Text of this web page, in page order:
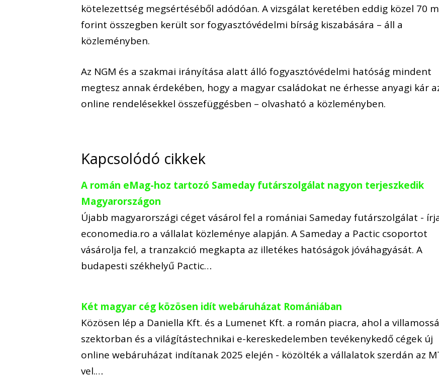
kötelezettség megsértéséből adódóan. A vizsgálat keretében eddig közel 70
forint összegben került sor fogyasztóvédelmi bírság kiszabására – áll a
közleményben.
Az NGM és a szakmai irányítása alatt álló fogyasztóvédelmi hatóság mindent
megtesz annak érdekében, hogy a magyar családokat ne érhesse anyagi kár
online rendelésekkel összefüggésben – olvasható a közleményben.
Kapcsolódó cikkek
A román eMag-hoz tartozó Sameday futárszolgálat nagyon terjeszkedik
Magyarországon
Újabb magyarországi céget vásárol fel a romániai Sameday futárszolgálat -
economedia.ro a vállalat közleménye alapján. A Sameday a Pactic csoportot
vásárolja fel, a tranzakció megkapta az illetékes hatóságok jóváhagyását. A
budapesti székhelyű Pactic…
Két magyar cég közösen idít webáruházat Romániában
Közösen lép a Daniella Kft. és a Lumenet Kft. a román piacra, ahol a
szektorban és a világítástechnikai e-kereskedelemben tevékenykedő cégek új
online webáruházat indítanak 2025 elején - közölték a vállalatok szerdán az
vel.…